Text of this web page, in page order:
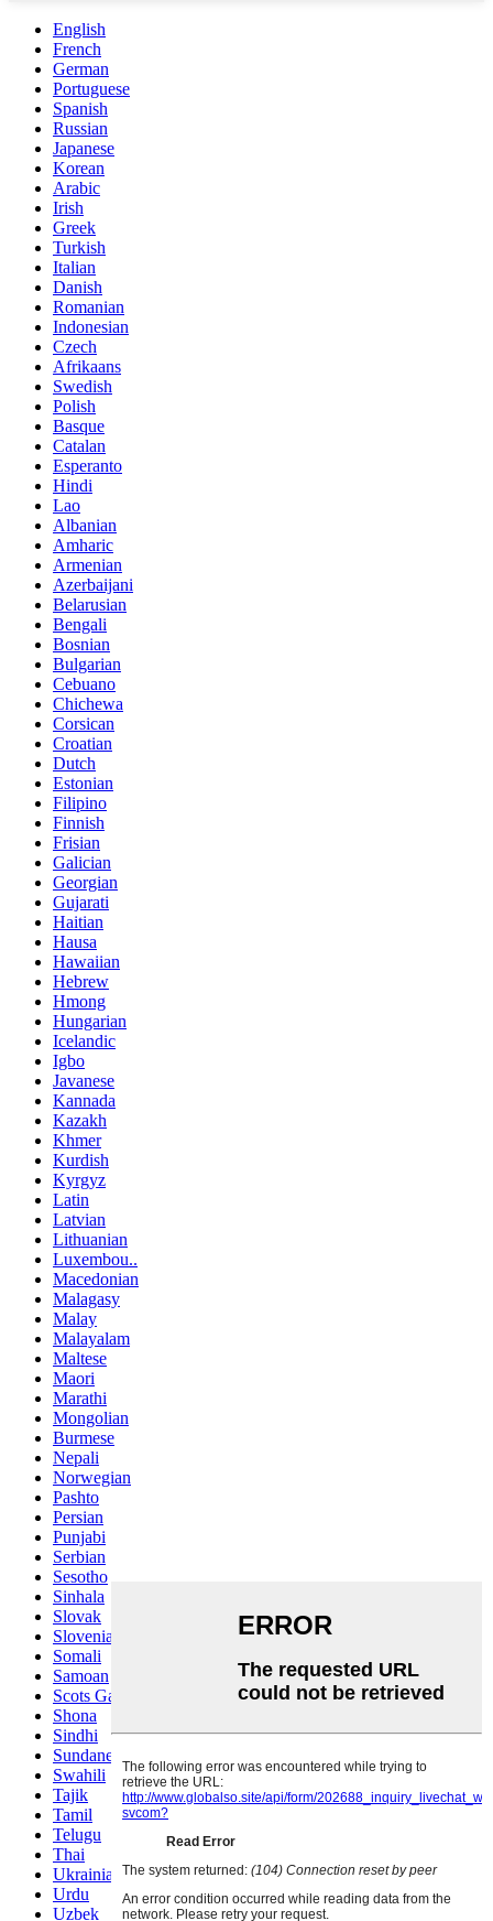
English
French
German
Portuguese
Spanish
Russian
Japanese
Korean
Arabic
Irish
Greek
Turkish
Italian
Danish
Romanian
Indonesian
Czech
Afrikaans
Swedish
Polish
Basque
Catalan
Esperanto
Hindi
Lao
Albanian
Amharic
Armenian
Azerbaijani
Belarusian
Bengali
Bosnian
Bulgarian
Cebuano
Chichewa
Corsican
Croatian
Dutch
Estonian
Filipino
Finnish
Frisian
Galician
Georgian
Gujarati
Haitian
Hausa
Hawaiian
Hebrew
Hmong
Hungarian
Icelandic
Igbo
Javanese
Kannada
Kazakh
Khmer
Kurdish
Kyrgyz
Latin
Latvian
Lithuanian
Luxembou..
Macedonian
Malagasy
Malay
Malayalam
Maltese
Maori
Marathi
Mongolian
Burmese
Nepali
Norwegian
Pashto
Persian
Punjabi
Serbian
Sesotho
Sinhala
Slovak
Slovenian
Somali
Samoan
Scots Gaelic
Shona
Sindhi
Sundanese
Swahili
Tajik
Tamil
Telugu
Thai
Ukrainian
Urdu
Uzbek